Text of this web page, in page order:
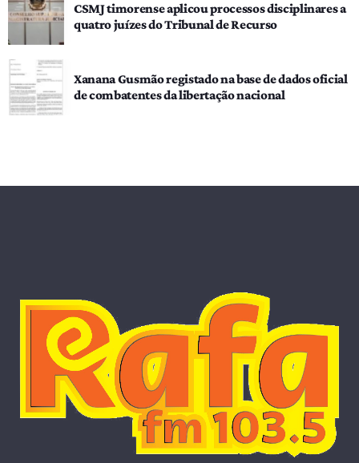
CSMJ timorense aplicou processos disciplinares a
quatro juízes do Tribunal de Recurso
Xanana Gusmão registado na base de dados oficial
de combatentes da libertação nacional